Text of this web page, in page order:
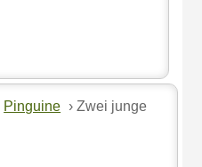
Pinguine › Zwei junge